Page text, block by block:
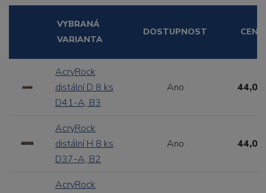
VYBRANÁ
VARIANTA
DOSTUPNOST CENA
AcryRock
distální D 8 ks
D41-A, B3
Ano 44,00
AcryRock
distální H 8 ks
D37-A, B2
Ano 44,00
AcryRock